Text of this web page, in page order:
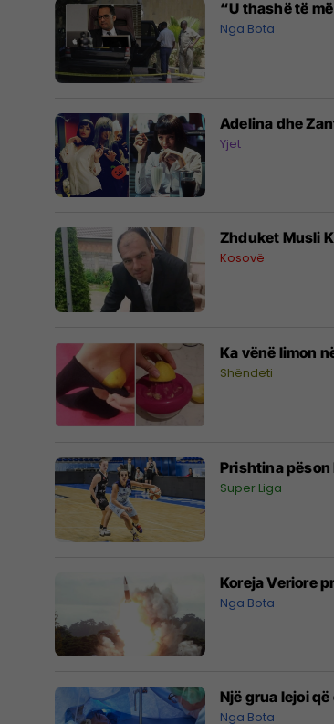
“U thashë të
Nga Bota
Adelina dhe
Yjet
Zhduket Musli
Kosovë
Ka vënë limon
Shëndeti
Prishtina
Super Liga
Koreja Veriore
Nga Bota
Një grua lejoi
Nga Bota